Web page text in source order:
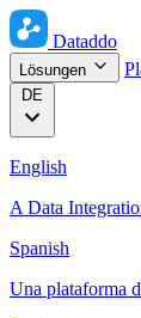
Dataddo
Lösungen
DE
English
A Data
Spanish
Una plataforma